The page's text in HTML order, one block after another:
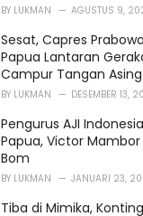
BY LUKMAN AGUSTUS 9,
Sesat, Capres
Papua Lantaran
Campur Tangan Asing
BY LUKMAN DESEMBER 13,
Pengurus AJI
Papua, Victor
Bom
BY LUKMAN JANUARI 23,
Tiba di Mimika,